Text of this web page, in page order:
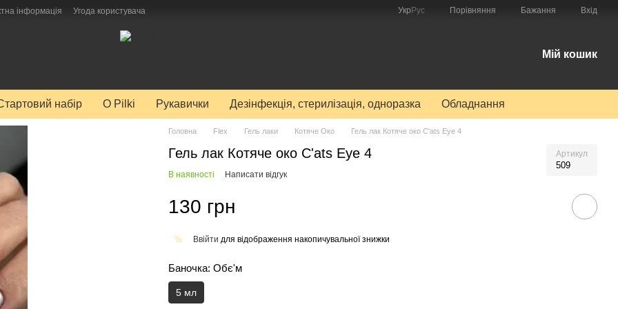
інформація Угода користувача Укр Рус Порівняння Бажання Вхід
Мій кошик
набір O Pilki Рукавички Дезінфекція, стерилізація, одноразка Обладнання
Головна Flex Гель лаки Котяче Око Гель лак Котяче око C'ats Eye 4
Гель лак Котяче око C'ats Eye 4 Артикул
509
В наявності Написати відгук
130 грн
% Ввійти для відображення накопичувальної знижки
Баночка: Обє'м
5 мл